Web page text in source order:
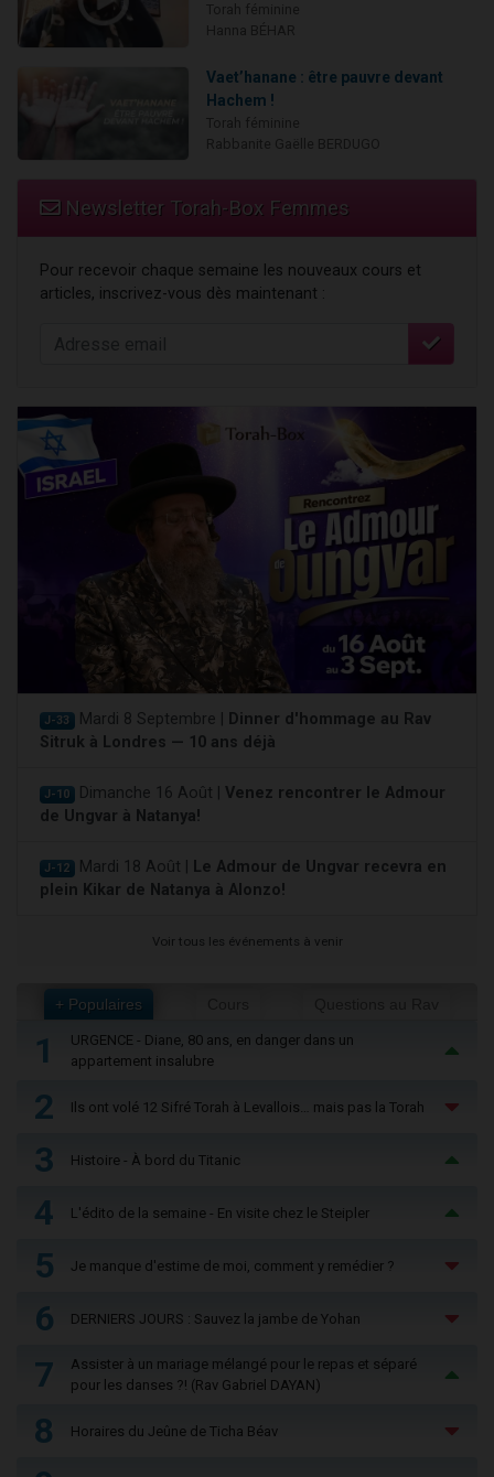
Vaet’hanane : être pauvre devant
Hachem !
Newsletter Torah-Box Femmes
Pour recevoir chaque semaine les nouveaux cours et
articles, inscrivez-vous dès maintenant :
J-33 Mardi 8 Septembre |
Dinner d'hommage au Rav
Sitruk à Londres — 10 ans déjà
J-10 Dimanche 16 Août | Venez rencontrer le Admour
de Ungvar à Natanya!
J-12 Mardi 18 Août |
Le Admour de Ungvar recevra en
plein Kikar de Natanya à Alonzo!
Voir tous les événements à venir
+ Populaires
1
URGENCE - Diane, 80 ans, en danger dans un
appartement insalubre
2 Ils ont volé 12 Sifré Torah à Levallois… mais pas la Torah
3 Histoire - À bord du Titanic
4 L'édito de la semaine - En visite chez le Steipler
5 Je manque d'estime de moi, comment y remédier ?
6 DERNIERS JOURS : Sauvez la jambe de Yohan
7
Assister à un mariage mélangé pour le repas et séparé
pour les danses ?! (Rav Gabriel DAYAN)
8 Horaires du Jeûne de Ticha Béav